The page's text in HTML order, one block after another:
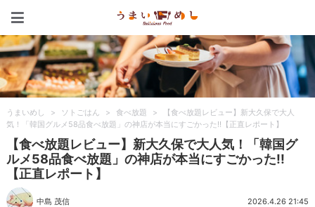
うまいめし > ソトごはん > 食べ放題 >
【食べ放題レビュー】新大久保で大人
気！「韓国グルメ58品食べ放題」の神店が本当にすごかった!!【正直レポート】
【食べ放題レビュー】新大久保で大人気！「韓国グ
ルメ58品食べ放題」の神店が本当にすごかった!!
【正直レポート】
中島 茂信 2026.4.26 21:45